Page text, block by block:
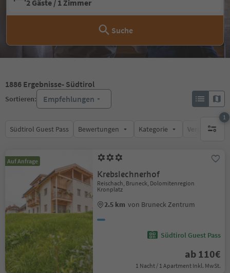
2 Gäste / 1 Zimmer
Suche
1886 Ergebnisse- Südtirol
Sortieren: Empfehlungen
Südtirol Guest Pass Bewertungen Kategorie
1
1
Auf Anfrage
Krebslechnerhof
Reischach, Bruneck, Dolomitenregion
Kronplatz
2.5 km von Bruneck Zentrum
Südtirol Guest Pass
ab 110€
1 Nacht / 1 Apartment Inkl. MwSt.